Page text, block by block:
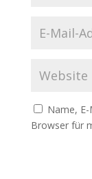
Name,
Browser für